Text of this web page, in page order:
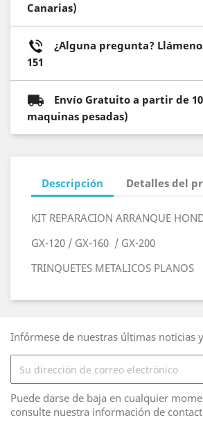
Canarias)
¿Alguna pregunta?
151
Envío Gratuito a partir de
maquinas pesadas)
Descripción Detalles del
KIT REPARACION ARRANQUE
GX-120 / GX-160 / GX-200
TRINQUETES METALICOS PLANOS
Infórmese de nuestras últimas noticias
Puede darse de baja en cualquier
consulte nuestra información de